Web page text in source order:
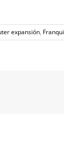
expansión,